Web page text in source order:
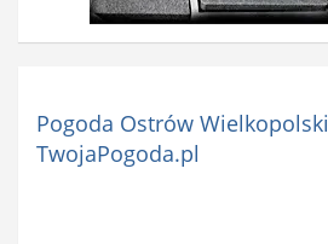
Pogoda Ostrów Wielkopolski
TwojaPogoda.pl